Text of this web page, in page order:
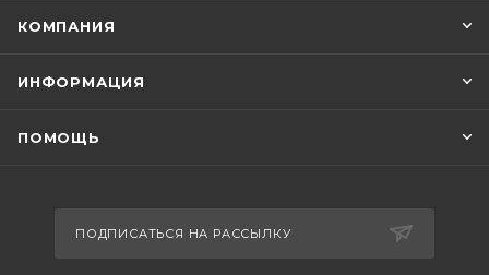
КОМПАНИЯ
ИНФОРМАЦИЯ
ПОМОЩЬ
ПОДПИСАТЬСЯ НА РАССЫЛКУ